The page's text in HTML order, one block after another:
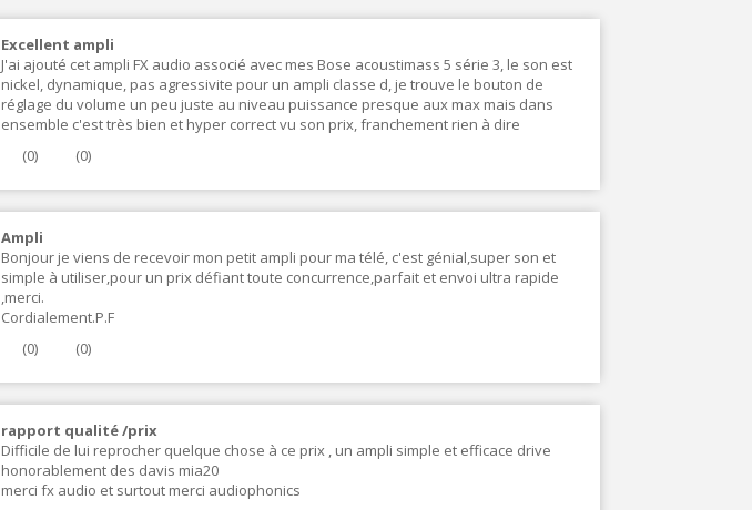
Excellent ampli
J'ai ajouté cet ampli FX audio associé avec mes Bose acoustimass 5 série 3, le son est
nickel, dynamique, pas agressivite pour un ampli classe d, je trouve le bouton de
réglage du volume un peu juste au niveau puissance presque aux max mais dans
ensemble c'est très bien et hyper correct vu son prix, franchement rien à dire
(0) (0)
Ampli
Bonjour je viens de recevoir mon petit ampli pour ma télé, c'est génial,super son et
simple à utiliser,pour un prix défiant toute concurrence,parfait et envoi ultra rapide
,merci.
Cordialement.P.F
(0) (0)
rapport qualité /prix
Difficile de lui reprocher quelque chose à ce prix , un ampli simple et efficace drive
honorablement des davis mia20
merci fx audio et surtout merci audiophonics